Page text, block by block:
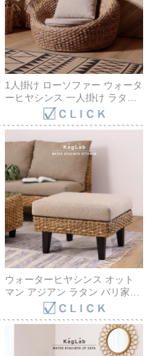
1人掛け ローソファー ウォータ
ーヒヤシンス 一人掛け ラタン
フロアソファ イス 椅子 チェア
通販 完成品 ラタン 籐 エッグソ
ート C619ATZ
ウォーターヒヤシンス オット
マン アジアン ラタン バリ家具
ナチュラル アジアン バリ ソフ
ァー スツール ソファーセット